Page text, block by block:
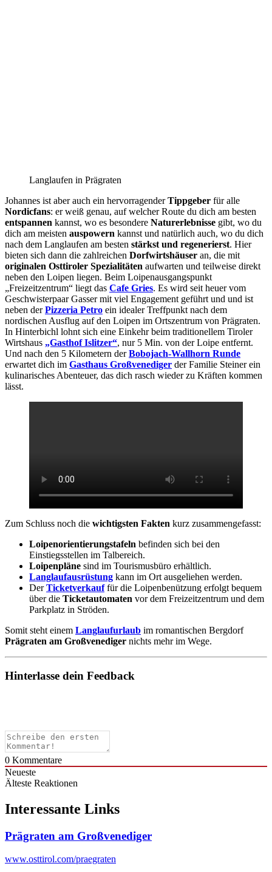
Langlaufen in Prägraten
Johannes ist aber auch ein hervorragenderTippgeber für alle
Nordicfans: er weiß genau, auf welcher Route du dich am besten
entspannen kannst, wo es besondere Naturerlebnisse gibt, wo du
dich am meisten auspowern kannst und natürlich auch, wo du dich
nach dem Langlaufen am besten stärkst und regenerierst. Hier
bieten sich dann die zahlreichen Dorfwirtshäuser an, die mit
originalen Osttiroler Spezialitäten aufwarten und teilweise direkt
neben den Loipen liegen. Beim Loipenausgangspunkt
„Freizeitzentrum“ liegt das Cafe Gries. Es wird seit heuer vom
Geschwisterpaar Gasser mit viel Engagement geführt und und ist
neben derPizzeria Petro ein idealer Treffpunkt nach dem
nordischen Ausflug auf den Loipen im Ortszentrum von Prägraten.
In Hinterbichl lohnt sich eine Einkehr beim traditionellem Tiroler
Wirtshaus „Gasthof Islitzer“, nur 5 Min. von der Loipe entfernt.
Und nach den 5 Kilometern derBobojach-Wallhorn Runde
erwartet dich im Gasthaus Großvenediger der Familie Steiner ein
kulinarisches Abenteuer, das dich rasch wieder zu Kräften kommen
lässt.
Zum Schluss noch die wichtigsten Fakten kurz zusammengefasst:
Loipenorientierungstafeln befinden sich bei den
Einstiegsstellen im Talbereich.
Loipenpläne sind im Tourismusbüro erhältlich.
Langlaufausrüstung kann im Ort ausgeliehen werden.
DerTicketverkauffür die Loipenbenützung erfolgt bequem
über die Ticketautomaten vor dem Freizeitzentrum und dem
Parkplatz in Ströden.
Somit steht einem Langlaufurlaub im romantischen Bergdorf
Prägraten am Großvenediger nichts mehr im Wege.
Hinterlasse dein Feedback
0 Kommentare
Neueste
Älteste Reaktionen
Interessante Links
Prägraten am Großvenediger
www.osttirol.com/praegraten